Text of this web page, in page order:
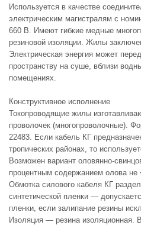
Используется в качестве
электрическим магистралям с
660 В. Имеют гибкие медные
резиновой изоляции. Жилы
Электрическая энергия может
пространству на суше, вблизи
помещениях.
Конструктивное исполнение
Токопроводящие жилы
проволочек (многопроволочные).
22483. Если кабель КГ
тропических районах, то
Возможен вариант оловянно-
процентным содержанием олова не
Обмотка силового кабеля КГ
синтетической пленки —
пленки, если залипание резины
Изоляция — резина изоляционная.